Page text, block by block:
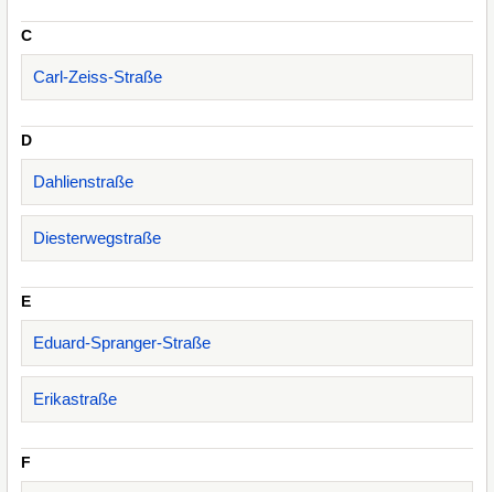
C
Carl-Zeiss-Straße
D
Dahlienstraße
Diesterwegstraße
E
Eduard-Spranger-Straße
Erikastraße
F